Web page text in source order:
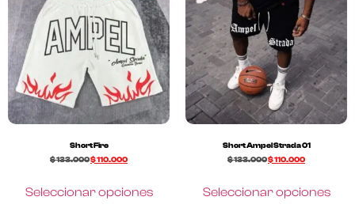
Short Fire
$133.000$110.000
Seleccionar opciones
Short Ampel Strada 01
$133.000$110.000
Seleccionar opciones